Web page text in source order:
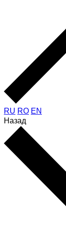
RU RO EN
Назад